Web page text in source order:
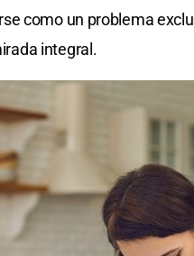
como un problema
integral.